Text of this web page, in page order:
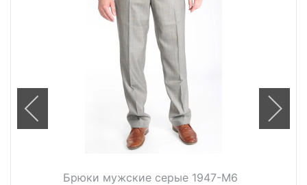
Брюки мужские серые 1947-М6